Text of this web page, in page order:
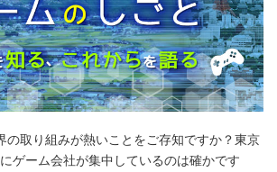
の取り組みが熱いことをご存知ですか？東京
ゲーム会社が集中しているのは確かです